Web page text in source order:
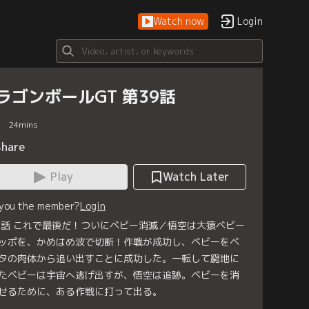
Watch now Login
ゴンボールGT 第39話
24mins
Play
Watch Later
the member?Login
これで最後だ！ついにベビー消滅／悟空は大猿ベビー
ポを、かめはめ波で切断！作戦が成功し、ベビーをベ
の肉体から追い出すことに成功した。一転して窮地に
ベビーは宇宙へ逃げ出すが、悟空は追跡。ベビーを消
るために、ある作戦に打って出る。